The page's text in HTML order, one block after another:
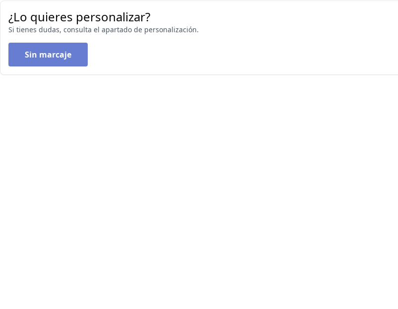
¿Lo quieres personalizar?
Si tienes dudas, consulta el apartado de personalización.
Sin marcaje